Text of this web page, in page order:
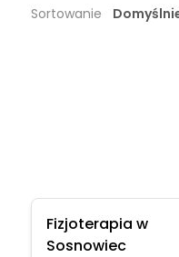
Sortowanie
Fizjoterapia w
Sosnowiec